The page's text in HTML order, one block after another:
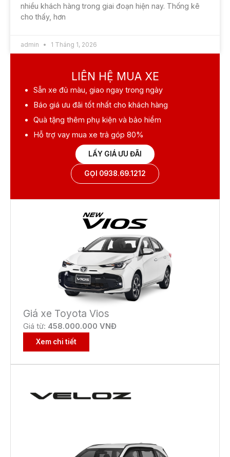
nhiều khách hàng trong giai đoạn hiện nay. Thống kê
cho thấy, hơn
admin 1 Tháng 1, 2026
LIÊN HỆ MUA XE
Sẵn xe đủ màu, giao ngay trong ngày
Báo giá ưu đãi tốt nhất cho khách hàng
Quà tặng thêm phụ kiện và bảo hiểm
Hỗ trợ vay mua xe trả góp 80%
LẤY GIÁ ƯU ĐÃI
GỌI 0938.69.1212
Giá xe Toyota Vios
Giá từ: 458.000.000 VNĐ
Xem chi tiết